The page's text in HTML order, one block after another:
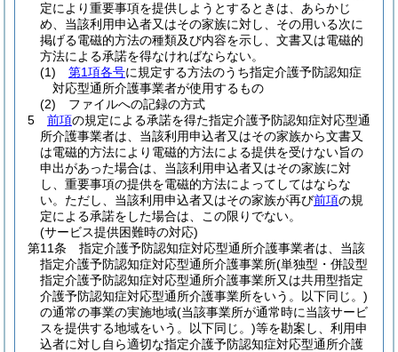
定により重要事項を提供しようとするときは、あらかじ
め、当該利用申込者又はその家族に対し、その用いる次に
掲げる電磁的方法の種類及び内容を示し、文書又は電磁的
方法による承諾を得なければならない。
(1)
第1項各号に規定する方法のうち指定介護予防認知症
対応型通所介護事業者が使用するもの
(2)
ファイルへの記録の方式
5
前項の規定による承諾を得た指定介護予防認知症対応型通
所介護事業者は、当該利用申込者又はその家族から文書又
は電磁的方法により電磁的方法による提供を受けない旨の
申出があった場合は、当該利用申込者又はその家族に対
し、重要事項の提供を電磁的方法によってしてはならな
い。 ただし、当該利用申込者又はその家族が再び前項の規
定による承諾をした場合は、この限りでない。
(サービス提供困難時の対応)
第11条
指定介護予防認知症対応型通所介護事業者は、当該
指定介護予防認知症対応型通所介護事業所(単独型・併設型
指定介護予防認知症対応型通所介護事業所又は共用型指定
介護予防認知症対応型通所介護事業所をいう。以下同じ。)
の通常の事業の実施地域(当該事業所が通常時に当該サービ
スを提供する地域をいう。以下同じ。)等を勘案し、利用申
込者に対し自ら適切な指定介護予防認知症対応型通所介護